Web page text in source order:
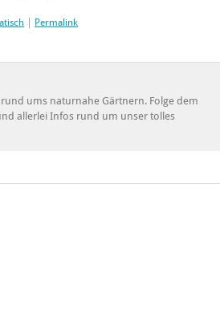
Permalink
ums naturnahe Gärtnern. Folge dem
allerlei Infos rund um unser tolles